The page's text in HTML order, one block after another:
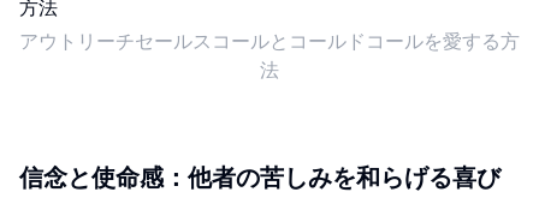
アウトリーチセールスコールとコールドコールを愛する方
法
信念と使命感：他者の苦しみを和らげる喜び